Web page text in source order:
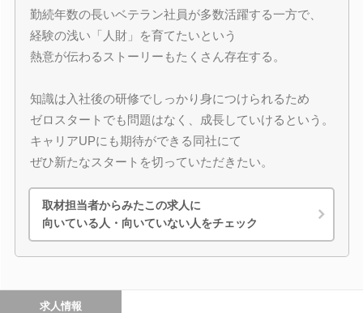
勤続年数の長いベテラン社員が多数活躍する一方で、
経験の浅い「人財」を育てたいという
熱意が伝わるストーリーもたくさん存在する。
知識は入社後の研修でしっかり身につけられるため
ゼロスタートでも問題はなく、成長していけるという。
キャリアUPにも期待ができる同社にて
ぜひ新たなスタートを切っていただきたい。
取材担当者からみたこの求人に
向いている人・向いていない人をチェック
求人情報